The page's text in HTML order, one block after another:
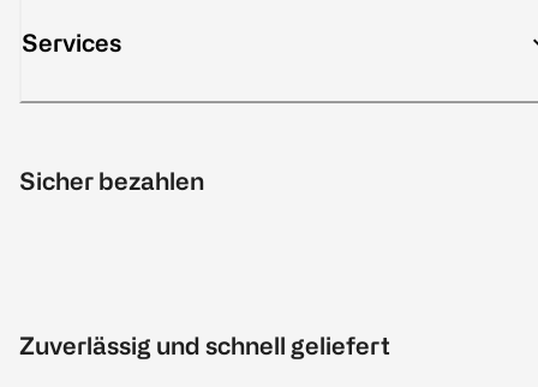
Services
Sicher bezahlen
Zuverlässig und schnell geliefert